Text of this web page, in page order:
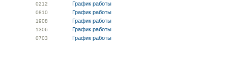
0212 График работы
0810 График работы
1908 График работы
1306 График работы
0703 График работы